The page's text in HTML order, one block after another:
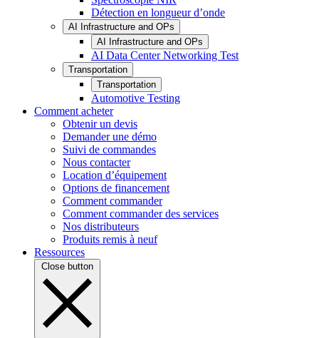
Détection en longueur d’onde
AI Infrastructure and OPs
AI Infrastructure and OPs
AI Data Center Networking Test
Transportation
Transportation
Automotive Testing
Comment acheter
Obtenir un devis
Demander une démo
Suivi de commandes
Nous contacter
Location d’équipement
Options de financement
Comment commander
Comment commander des services
Nos distributeurs
Produits remis à neuf
Ressources
Close button